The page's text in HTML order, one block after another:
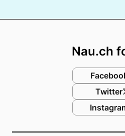
Nau.ch
Twitter